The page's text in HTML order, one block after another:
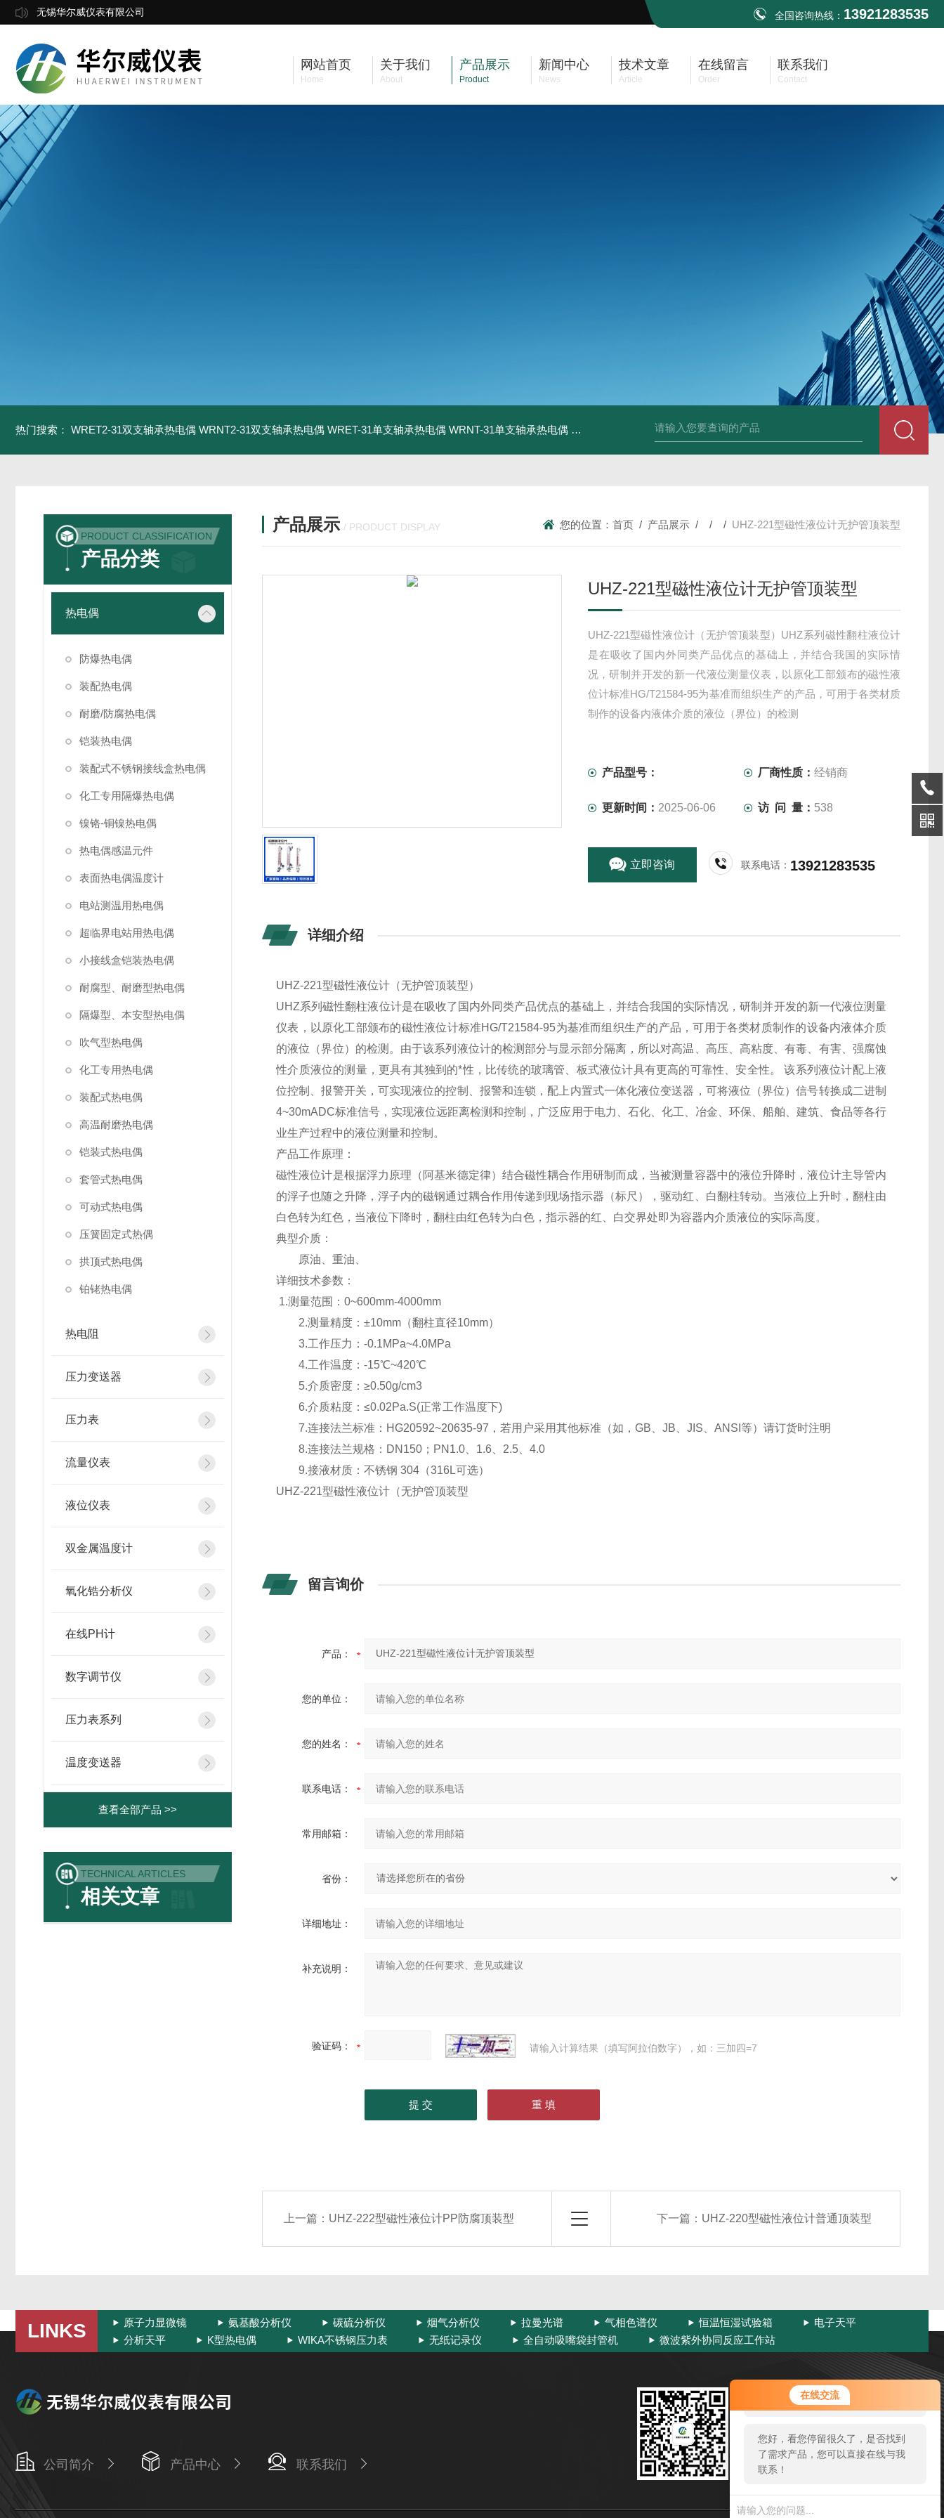
在线交流
您好！欢迎前来咨询，很高兴为您
服务，请问您要咨询什么问题呢？
您好，看您停留很久了，是否找到
了需求产品，您可以直接在线与我
联系！
无锡华尔威仪表有限公司 全国咨询热线： 13921283535
网站首页
Home
关于我们
About
产品展示
Product
新闻中心
News
技术文章
Article
在线留言
Order
联系我们
Contact
热门搜索： WRET2-31双支轴承热电偶 WRNT2-31双支轴承热电偶 WRET-31单支轴承热电偶 WRNT-31单支轴承热电偶 WZP-731套管式热电阻 WZP2-731套管式热电阻 塑料液面计
PRODUCT CLASSIFICATION
产品分类
热电偶
防爆热电偶
装配热电偶
耐磨/防腐热电偶
铠装热电偶
装配式不锈钢接线盒热电偶
化工专用隔爆热电偶
镍铬-铜镍热电偶
热电偶感温元件
表面热电偶温度计
电站测温用热电偶
超临界电站用热电偶
小接线盒铠装热电偶
耐腐型、耐磨型热电偶
隔爆型、本安型热电偶
吹气型热电偶
化工专用热电偶
装配式热电偶
高温耐磨热电偶
铠装式热电偶
套管式热电偶
可动式热电偶
压簧固定式热偶
拱顶式热电偶
铂铑热电偶
热电阻
压力变送器
压力表
流量仪表
液位仪表
双金属温度计
氧化锆分析仪
在线PH计
数字调节仪
压力表系列
温度变送器
查看全部产品 >>
TECHNICAL ARTICLES
相关文章
产品展示 / PRODUCT DISPLAY 您的位置： 首页 / 产品展示 / / / UHZ-221型磁性液位计无护管顶装型
UHZ-221型磁性液位计无护管顶装型
UHZ-221型磁性液位计（无护管顶装型）UHZ系列磁性翻柱液位计
是在吸收了国内外同类产品优点的基础上，并结合我国的实际情
况，研制并开发的新一代液位测量仪表，以原化工部颁布的磁性液
位计标准HG/T21584-95为基准而组织生产的产品，可用于各类材质
制作的设备内液体介质的液位（界位）的检测
产品型号： 厂商性质：经销商
更新时间： 2025-06-06 访 问 量： 538
立即咨询 联系电话： 13921283535
详细介绍
UHZ-221型磁性液位计（无护管顶装型）
UHZ系列磁性翻柱液位计是在吸收了国内外同类产品优点的基础上，并结合我国的实际情况，研制并开发的新一代液位测量
仪表，以原化工部颁布的磁性液位计标准HG/T21584-95为基准而组织生产的产品，可用于各类材质制作的设备内液体介质
的液位（界位）的检测。由于该系列液位计的检测部分与显示部分隔离，所以对高温、高压、高粘度、有毒、有害、强腐蚀
性介质液位的测量，更具有其独到的*性，比传统的玻璃管、板式液位计具有更高的可靠性、安全性。 该系列液位计配上液
位控制、报警开关，可实现液位的控制、报警和连锁，配上内置式一体化液位变送器，可将液位（界位）信号转换成二进制
4~30mADC标准信号，实现液位远距离检测和控制，广泛应用于电力、石化、化工、冶金、环保、船舶、建筑、食品等各行
业生产过程中的液位测量和控制。
产品工作原理：
磁性液位计是根据浮力原理（阿基米德定律）结合磁性耦合作用研制而成，当被测量容器中的液位升降时，液位计主导管内
的浮子也随之升降，浮子内的磁钢通过耦合作用传递到现场指示器（标尺），驱动红、白翻柱转动。当液位上升时，翻柱由
白色转为红色，当液位下降时，翻柱由红色转为白色，指示器的红、白交界处即为容器内介质液位的实际高度。
典型介质：
原油、重油、
详细技术参数：
1.测量范围：0~600mm-4000mm
2.测量精度：±10mm（翻柱直径10mm）
3.工作压力：-0.1MPa~4.0MPa
4.工作温度：-15℃~420℃
5.介质密度：≥0.50g/cm3
6.介质粘度：≤0.02Pa.S(正常工作温度下)
7.连接法兰标准：HG20592~20635-97，若用户采用其他标准（如，GB、JB、JIS、ANSI等）请订货时注明
8.连接法兰规格：DN150；PN1.0、1.6、2.5、4.0
9.接液材质：不锈钢 304（316L可选）
UHZ-221型磁性液位计（无护管顶装型
留言询价
产品：
您的单位：
您的姓名：
联系电话：
常用邮箱：
省份：
详细地址：
补充说明：
验证码： 请输入计算结果（填写阿拉伯数字），如：三加四=7
上一篇： UHZ-222型磁性液位计PP防腐顶装型 下一篇： UHZ-220型磁性液位计普通顶装型
LINKS 原子力显微镜 氨基酸分析仪 碳硫分析仪 烟气分析仪 拉曼光谱 气相色谱仪 恒温恒湿试验箱
电子天平
分析天平
K型热电偶 WIKA不锈钢压力表 无纸记录仪 全自动吸嘴袋封管机 微波紫外协同反应工作站
公司简介 产品中心 联系我们
扫码加微信
电话：0510-83314009
地址：滨湖区建筑路国家工业设计园内